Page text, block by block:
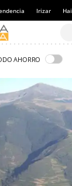
Irizar
AHORRO